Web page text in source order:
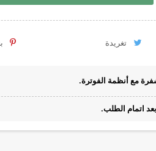
تغريدة
مع أنظمة الفوترة.